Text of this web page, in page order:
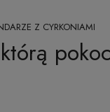
Z CYRKONIAMI